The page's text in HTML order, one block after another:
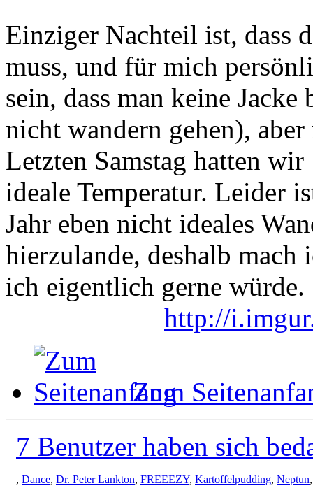
Einziger Nachteil ist, dass
muss, und für mich
sein, dass man keine
nicht wandern gehen),
Letzten Samstag hatten
ideale Temperatur. Leider
Jahr eben nicht ideales
hierzulande, deshalb mach
ich eigentlich gerne würde.
http://
Zum
7 Benutzer haben sich
, Dance, Dr. Peter Lankton, FREEEZY, Kartoffelpudding, Neptun